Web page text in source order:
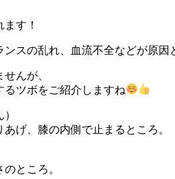
す！
ンスの乱れ、血流不全などが原因
んが、
ツボをご紹介しますね
げ、膝の内側で止まるところ。
ところ。